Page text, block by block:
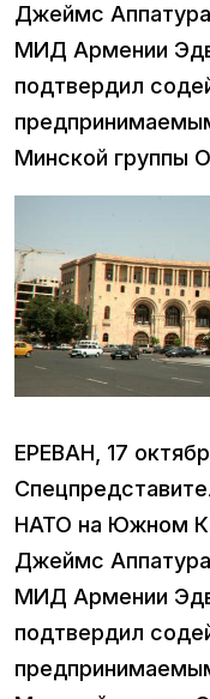
Джеймс
МИД Армении
подтвердил
Минской группы
ЕРЕВАН, 17
НАТО на Южном
Джеймс
МИД Армении
подтвердил